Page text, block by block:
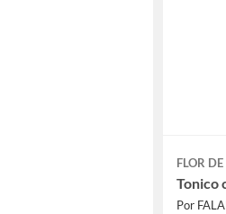
FLOR
Tonico
Por